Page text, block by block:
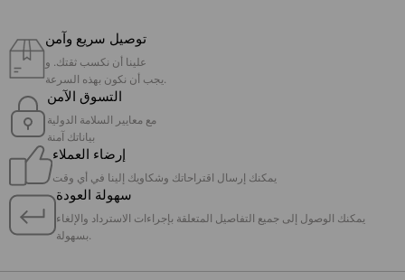
توصيل سريع وآمن
علينا أن نكسب ثقتك. و
التسوق الآمن
مع معايير السلامة الدولية
بياناتك آمنة
إرضاء العملاء
يمكنك إرسال اقتراحاتك وشكاويك إلينا في أي وقت
سهولة العودة
يمكنك الوصول إلى جميع التفاصيل المتعلقة بإجراءات الاسترداد والإلغاء
بسهولة.